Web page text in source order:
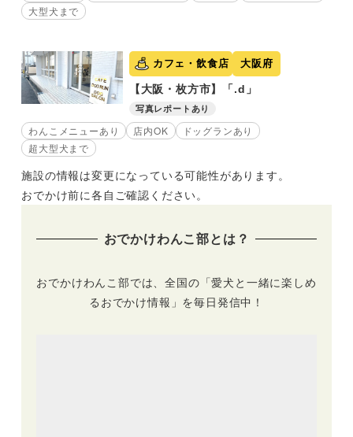
大型犬まで
カフェ・飲食店 大阪府
【大阪・枚方市】「.d」
写真レポートあり
わんこメニューあり 店内OK
ドッグランあり
超大型犬まで
施設の情報は変更になっている可能性があります。
おでかけ前に各自ご確認ください。
おでかけわんこ部とは？
おでかけわんこ部では、全国の「愛犬と一緒に楽しめ
るおでかけ情報」を毎日発信中！